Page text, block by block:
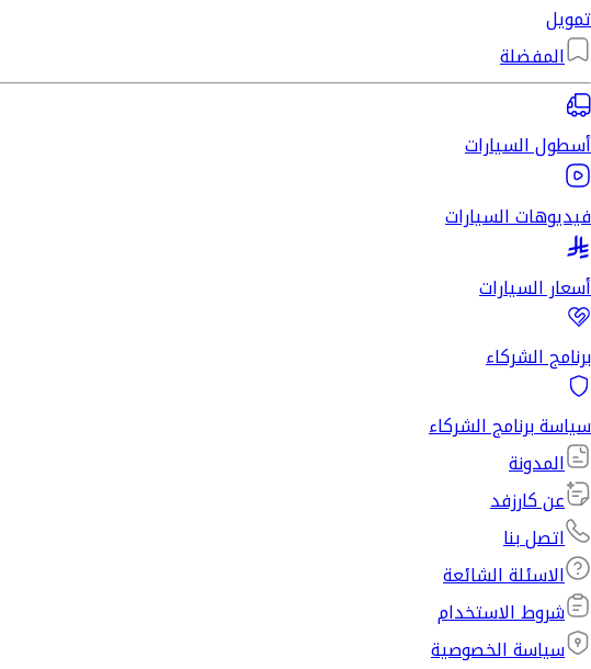
تمويل
المفضلة
أسطول السيارات
فيديوهات السيارات
أسعار السيارات
برنامج الشركاء
سياسة برنامج الشركاء
المدونة
عن كارزفد
اتصل بنا
الاسئلة الشائعة
شروط الاستخدام
سياسة الخصوصية